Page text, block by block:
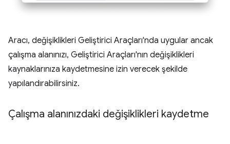
Aracı, değişiklikleri Geliştirici Araçları'nda uygular ancak
çalışma alanınızı, Geliştirici Araçları'nın değişiklikleri
kaynaklarınıza kaydetmesine izin verecek şekilde
yapılandırabilirsiniz.
Çalışma alanınızdaki değişiklikleri kaydetme